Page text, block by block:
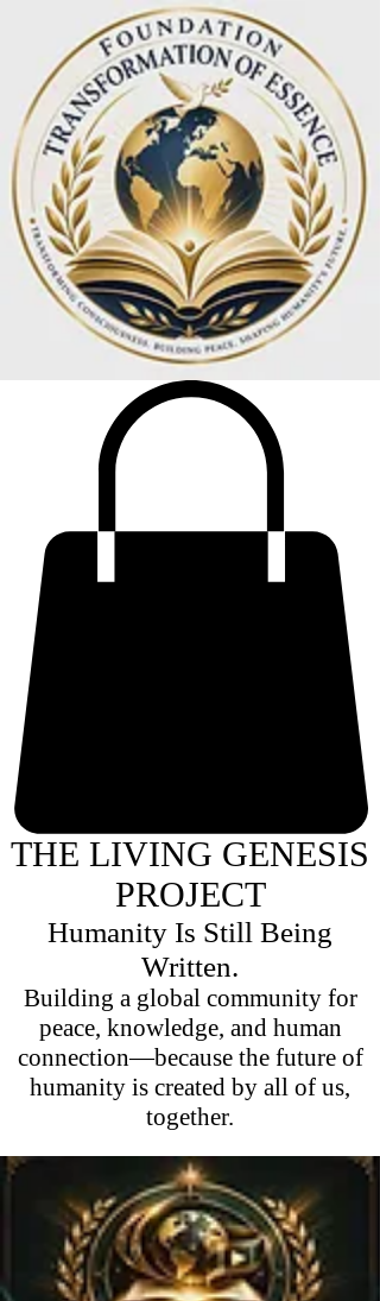
THE LIVING GENESIS
PROJECT
Humanity Is Still Being
Written.
Building a global community for
peace, knowledge, and human
connection—because the future of
humanity is created by all of us,
together.